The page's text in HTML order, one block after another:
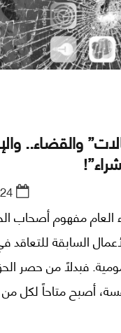
والقضاء..
العام مفهوم أصحاب
السابقة للتعاقد
فبدلاً من حصر
أصبح متاحاً لكل